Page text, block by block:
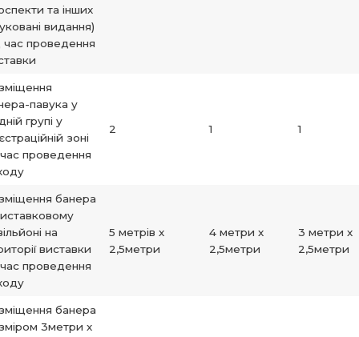
та інших
видання)
час проведення
павука у
групі у
зоні
проведення
2 1 1
банера
на
виставки
проведення
5 метрів х
2,5метри
4 метри х
2,5метри
3 метри х
2,5метри
банера
3метри х